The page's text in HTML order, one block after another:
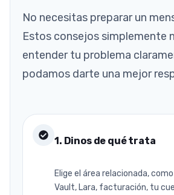
No necesitas preparar un
Estos consejos simplemente
entender tu problema
podamos darte una mejor
1. Dinos de qué trata
Elige el área relacionada,
Vault, Lara, facturación, tu